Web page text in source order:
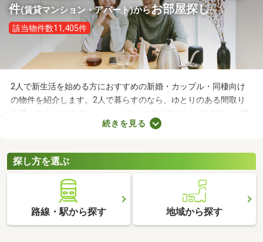
件(賃貸マンション・アパート)からお部屋探し
該当物件数11,405件
2人で新生活を始める方におすすめの新婚・カップル・同棲向け
の物件を紹介します。2人で暮らすのなら、ゆとりのある間取り
を選ぶことがおすすめ。ゆっくりくつろげるリビングのほか、寝
室や収納スペースを確保できる物件を選べば、長く快適に暮らせ
てチェックしてみてくださいね。
続きを見る
探し方を選ぶ
路線・駅から探す 地域から探す